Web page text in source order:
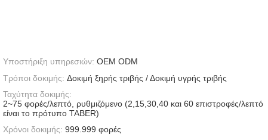
Υποστήριξη υπηρεσιών: OEM ODM
Τρόποι δοκιμής: Δοκιμή ξηρής τριβής / Δοκιμή υγρής τριβής
Ταχύτητα δοκιμής:
2~75 φορές/λεπτό, ρυθμιζόμενο (2,15,30,40 και 60 επιστροφές/λεπτό
είναι το πρότυπο TABER)
Χρόνοι δοκιμής: 999.999 φορές